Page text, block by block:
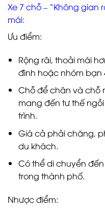
Xe 7 chỗ – “Không gian
mái:
Ưu điểm:
Rộng rãi, thoải mái
đình hoặc nhóm bạn
Chỗ để chân và chỗ
mang đến tư thế
trình.
Giá cả phải chăng,
du khách.
Có thể di chuyển
trong thành phố.
Nhược điểm: